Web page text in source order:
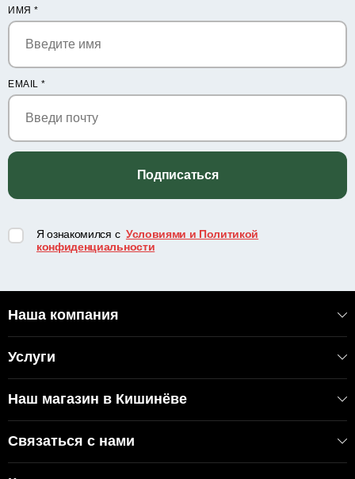
ИМЯ *
EMAIL *
Подписаться
Я ознакомился с Условиями и Политикой
конфиденциальности
Наша компания
Услуги
Наш магазин в Кишинёве
Связаться с нами